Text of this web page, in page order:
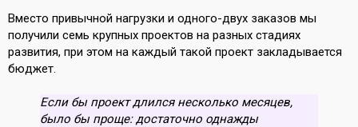
Вместо привычной нагрузки и одного-двух заказов мы
получили семь крупных проектов на разных стадиях
развития, при этом на каждый такой проект закладывается
бюджет.
Если бы проект длился несколько месяцев,
было бы проще: достаточно однажды